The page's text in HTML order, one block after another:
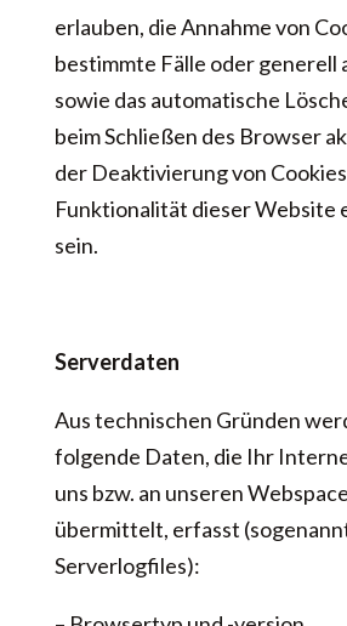
erlauben, die Annahme von
bestimmte Fälle oder generell
sowie das automatische
beim Schließen des Browser
der Deaktivierung von
Funktionalität dieser Website
sein.
Serverdaten
Aus technischen Gründen
folgende Daten, die Ihr
uns bzw. an unseren
übermittelt, erfasst
Serverlogfiles):